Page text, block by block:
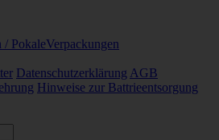
/ PokaleVerpackungen
Datenschutzerklärung AGB
Hinweise zur Battrieentsorgung